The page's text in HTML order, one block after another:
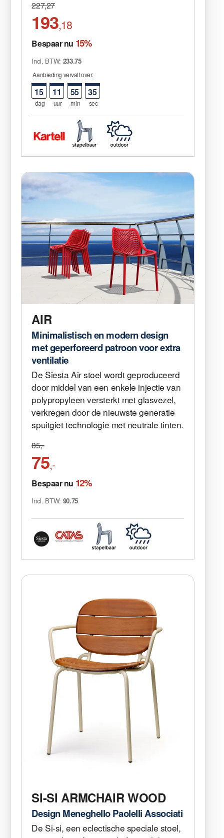
227,27
193,18
Bespaar nu 15%
Incl. BTW: 233.75
Aanbieding vervalt over:
15
dag
11
uur
55
min
35
sec
AIR
Minimalistisch en modern design
met geperforeerd patroon voor extra
ventilatie
De Siesta Air stoel wordt geproduceerd
door middel van een enkele injectie van
polypropyleen versterkt met glasvezel,
verkregen door de nieuwste generatie
spuitgiet technologie met neutrale tinten.
85,-
75,-
Bespaar nu 12%
Incl. BTW: 90.75
SI-SI ARMCHAIR WOOD
Design Meneghello Paolelli Associati
De Si-si, een eclectische speciale stoel,